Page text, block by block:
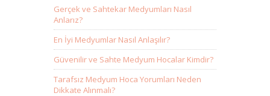
Gerçek ve Sahtekar Medyumları Nasıl
Anlarız?
En İyi Medyumlar Nasıl Anlaşılır?
Güvenilir ve Sahte Medyum Hocalar Kimdir?
Tarafsız Medyum Hoca Yorumları Neden
Dikkate Alınmalı?